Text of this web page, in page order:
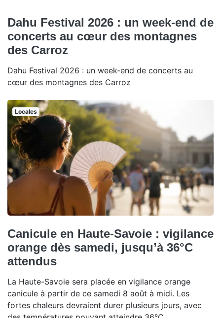
Dahu Festival 2026 : un week-end de
concerts au cœur des montagnes
des Carroz
Dahu Festival 2026 : un week-end de concerts au
cœur des montagnes des Carroz
Locales
Canicule en Haute-Savoie : vigilance
orange dès samedi, jusqu’à 36°C
attendus
La Haute-Savoie sera placée en vigilance orange
canicule à partir de ce samedi 8 août à midi. Les
fortes chaleurs devraient durer plusieurs jours, avec